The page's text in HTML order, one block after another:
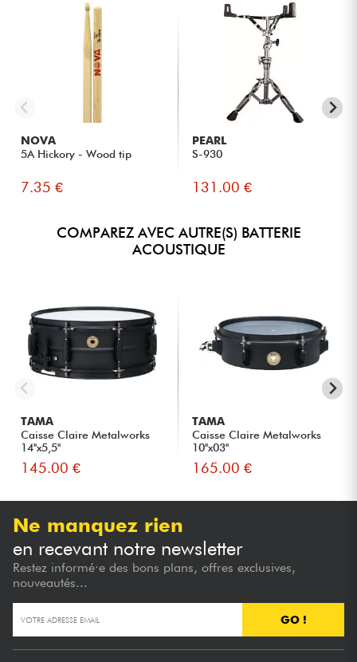
NOVA
5A Hickory - Wood tip
7.35 €
PEARL
S-930
131.00 €
COMPAREZ AVEC AUTRE(S) BATTERIE
ACOUSTIQUE
TAMA
Caisse Claire Metalworks
14''x5,5''
145.00 €
TAMA
Caisse Claire Metalworks
10''x03''
165.00 €
Ne manquez rien
en recevant notre newsletter
Restez informé·e des bons plans, offres exclusives,
nouveautés...
GO !